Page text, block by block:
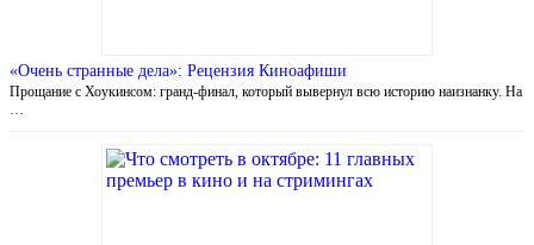
«Очень странные дела»: Рецензия Киноафиши
Прощание с Хоукинсом: гранд-финал, который вывернул всю историю наизнанку. На